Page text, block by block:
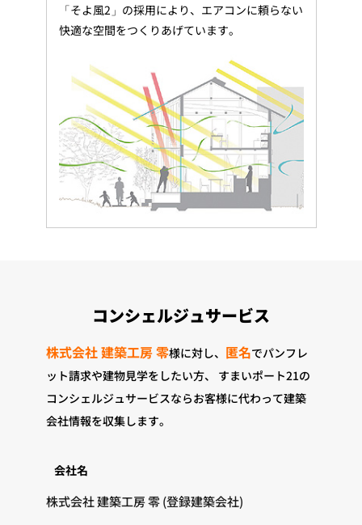
「そよ風2」の採用により、エアコンに頼らない
快適な空間をつくりあげています。
コンシェルジュサービス
株式会社 建築工房 零様に対し、 匿名でパンフレ
ット請求や建物見学をしたい方、
すまいポート21の
コンシェルジュサービスならお客様に代わって建築
会社情報を収集します。
会社名